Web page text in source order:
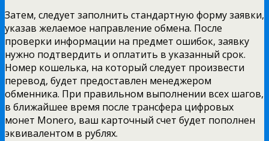
Затем, следует заполнить стандартную форму заявки,
указав желаемое направление обмена. После
проверки информации на предмет ошибок, заявку
нужно подтвердить и оплатить в указанный срок.
Номер кошелька, на который следует произвести
перевод, будет предоставлен менеджером
обменника. При правильном выполнении всех шагов,
в ближайшее время после трансфера цифровых
монет Monero, ваш карточный счет будет пополнен
эквивалентом в рублях.